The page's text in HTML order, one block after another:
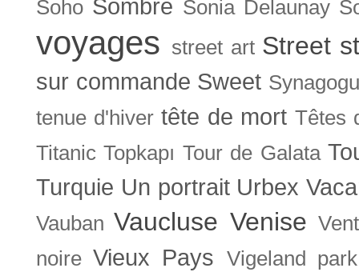
Soho Sombre Sonia Delaunay
voyages street art Street
sur commande Sweet
tenue d'hiver tête de mort Têtes
Titanic Topkapı Tour de Galata
Turquie Un portrait Urbex
Vauban Vaucluse Venise
noire Vieux Pays
Vigeland park